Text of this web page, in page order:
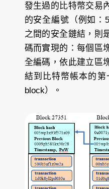
發生過的比特幣交易
的安全編號（例如：
之間的安全鏈結，則
碼而實現的：每個區
全編碼，依此建立區
結到比特幣帳本的第
block）。